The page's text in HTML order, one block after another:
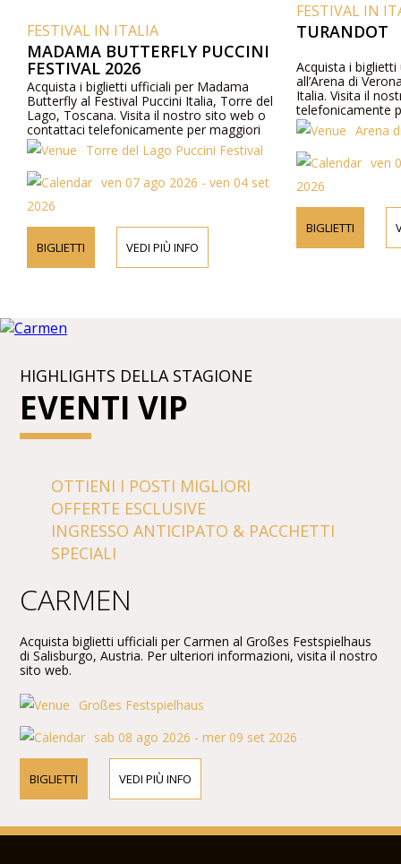
FESTIVAL IN ITALIA
MADAMA BUTTERFLY PUCCINI
FESTIVAL 2026
Acquista i biglietti ufficiali per Madama
Butterfly al Festival Puccini Italia, Torre del
Lago, Toscana. Visita il nostro sito web o
contattaci telefonicamente per maggiori
informazioni su prezzi, programma e cast.
Torre del Lago Puccini Festival
ven 07 ago 2026 - ven 04 set
2026
BIGLIETTI VEDI PIÙ INFO
FESTIVAL IN
TURANDOT
Acquista i
all’Arena di
Italia. Visita il
telefonicamente
programma e
Arena
ven
2026
BIGLIETTI
HIGHLIGHTS DELLA STAGIONE
EVENTI VIP
OTTIENI I POSTI MIGLIORI
OFFERTE ESCLUSIVE
INGRESSO ANTICIPATO & PACCHETTI
SPECIALI
CARMEN
Acquista biglietti ufficiali per Carmen al Großes Festspielhaus
di Salisburgo, Austria. Per ulteriori informazioni, visita il nostro
sito web.
Großes Festspielhaus
sab 08 ago 2026 - mer 09 set 2026
BIGLIETTI VEDI PIÙ INFO